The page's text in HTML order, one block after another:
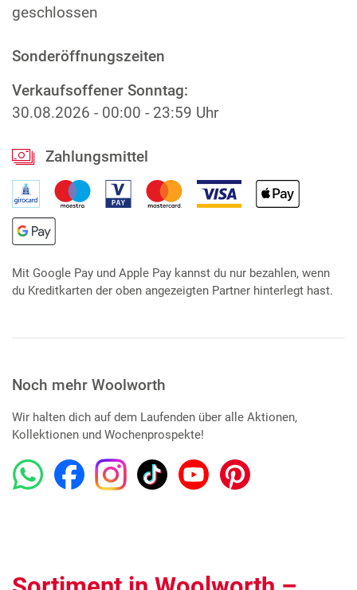
geschlossen
Sonderöffnungszeiten
Verkaufsoffener Sonntag:
30.08.2026 - 00:00 - 23:59 Uhr
Zahlungsmittel
Mit Google Pay und Apple Pay kannst du nur bezahlen, wenn
du Kreditkarten der oben angezeigten Partner hinterlegt hast.
Noch mehr Woolworth
Wir halten dich auf dem Laufenden über alle Aktionen,
Kollektionen und Wochenprospekte!